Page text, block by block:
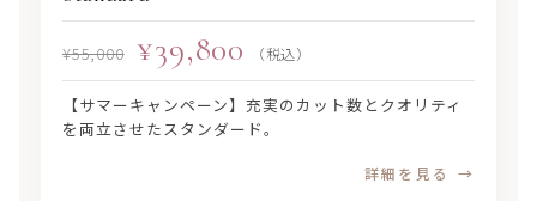
¥55,000 ¥39,800 （税込）
【サマーキャンペーン】充実のカット数とクオリティ
を両立させたスタンダード。
詳細を見る